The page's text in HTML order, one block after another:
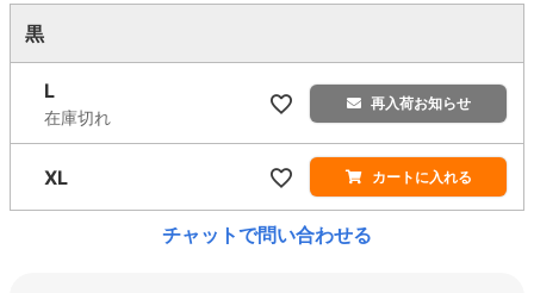
黒
L
在庫切れ
再入荷お知らせ
XL カートに入れる
チャットで問い合わせる